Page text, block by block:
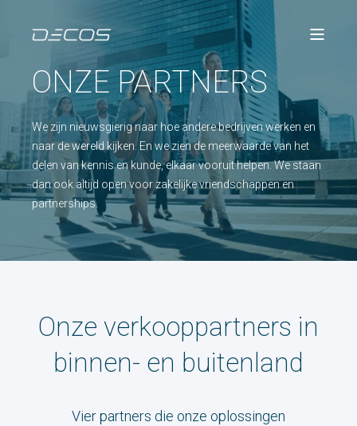
ONZE PARTNERS
We zijn nieuwsgierig naar hoe andere bedrijven werken en
naar de wereld kijken. En we zien de meerwaarde van het
delen van kennis en kunde, elkaar vooruit helpen. We staan
dan ook altijd open voor zakelijke vriendschappen en
partnerships.
Onze verkooppartners in
binnen- en buitenland
Vier partners die onze oplossingen